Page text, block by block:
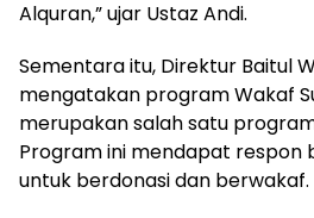
Alquran,” ujar Ustaz Andi.
Sementara itu, Direktur Baitul
mengatakan program Wakaf
merupakan salah satu
Program ini mendapat respon
untuk berdonasi dan berwakaf.